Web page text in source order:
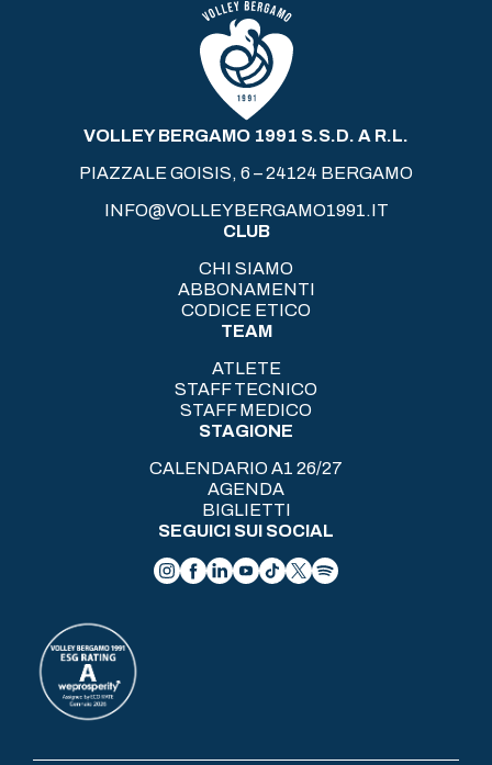
VOLLEY BERGAMO 1991 S.S.D. A R.L.
PIAZZALE GOISIS, 6 – 24124 BERGAMO
INFO@VOLLEYBERGAMO1991.IT
CLUB
CHI SIAMO
ABBONAMENTI
CODICE ETICO
TEAM
ATLETE
STAFF TECNICO
STAFF MEDICO
STAGIONE
CALENDARIO A1 26/27
AGENDA
BIGLIETTI
SEGUICI SUI SOCIAL